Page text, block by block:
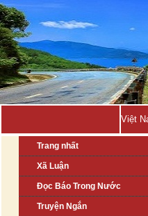
Việt
Trang nhất
Xã Luận
Đọc Báo Trong Nước
Truyện Ngắn